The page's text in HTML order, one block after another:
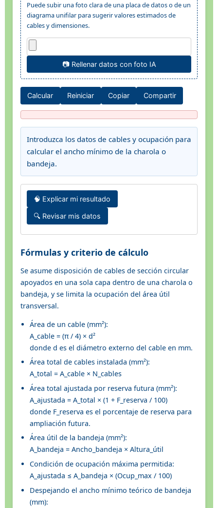
Puede subir una foto clara de una placa de datos o de un
diagrama unifilar para sugerir valores estimados de
cables y dimensiones.
📷 Rellenar datos con foto IA
Calcular Reiniciar Copiar Compartir
Introduzca los datos de cables y ocupación para
calcular el ancho mínimo de la charola o
bandeja.
🧠 Explicar mi resultado
🔍 Revisar mis datos
Fórmulas y criterio de cálculo
Se asume disposición de cables de sección circular
apoyados en una sola capa dentro de una charola o
bandeja, y se limita la ocupación del área útil
transversal.
Área de un cable (mm²):
A_cable = (π / 4) × d²
donde d es el diámetro externo del cable en mm.
Área total de cables instalada (mm²):
A_total = A_cable × N_cables
Área total ajustada por reserva futura (mm²):
A_ajustada = A_total × (1 + F_reserva / 100)
donde F_reserva es el porcentaje de reserva para
ampliación futura.
Área útil de la bandeja (mm²):
A_bandeja = Ancho_bandeja × Altura_útil
Condición de ocupación máxima permitida:
A_ajustada ≤ A_bandeja × (Ocup_max / 100)
Despejando el ancho mínimo teórico de bandeja
(mm):